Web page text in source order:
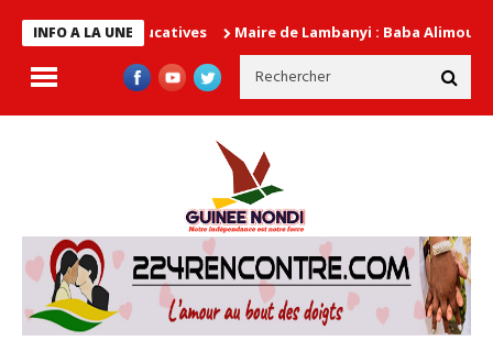
INFO A LA UNE Maire de Lambanyi : Baba Alimou Barry